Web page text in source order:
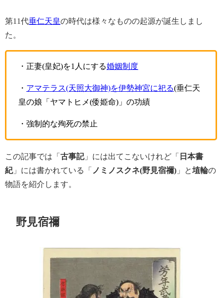
第11代垂仁天皇の時代は様々なものの起源が誕生しまし
た。
・正妻(皇妃)を1人にする婚姻制度
・ アマテラス(天照大御神)を伊勢神宮に祀る(垂仁天
皇の娘「ヤマトヒメ(倭姫命)」の功績
・強制的な殉死の禁止
この記事では「 古事記」には出てこないけれど「 日本書
紀」には書かれている「 ノミノスクネ(野見宿禰) 」と埴輪の
物語を紹介します。
野見宿禰